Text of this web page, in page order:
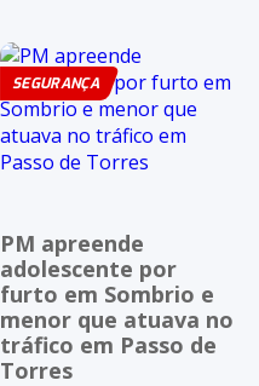
SEGURANÇA
PM apreende
adolescente por
furto em Sombrio e
menor que atuava no
tráfico em Passo de
Torres